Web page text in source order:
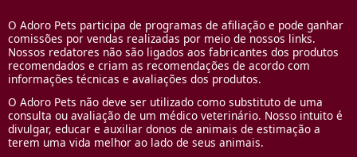
O Adoro Pets participa de programas de afiliação e pode ganhar
comissões por vendas realizadas por meio de nossos links.
Nossos redatores não são ligados aos fabricantes dos produtos
recomendados e criam as recomendações de acordo com
informações técnicas e avaliações dos produtos.
O Adoro Pets não deve ser utilizado como substituto de uma
consulta ou avaliação de um médico veterinário. Nosso intuito é
divulgar, educar e auxiliar donos de animais de estimação a
terem uma vida melhor ao lado de seus animais.